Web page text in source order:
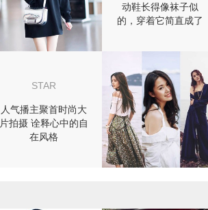
动鞋长得像袜子似
的，穿着它简直成了
STAR
人气播主聚首时尚大
片拍摄 诠释心中的自
在风格